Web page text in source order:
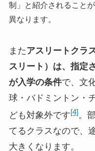
制」と紹介されること
異なります。
またアスリートクラ
スリート）は、指定
が入学の条件で、文
球・バドミントン・
ども対象外です[4]。
てるクラスなので、
大きくなります。